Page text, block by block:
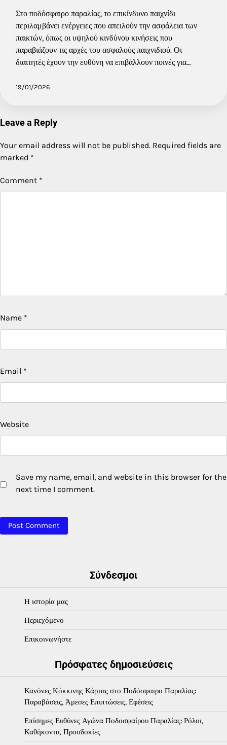
Στο ποδόσφαιρο παραλίας, το επικίνδυνο παιχνίδι
περιλαμβάνει ενέργειες που απειλούν την ασφάλεια των
παικτών, όπως οι υψηλού κινδύνου κινήσεις που
παραβιάζουν τις αρχές του ασφαλούς παιχνιδιού. Οι
διαιτητές έχουν την ευθύνη να επιβάλλουν ποινές για…
19/01/2026
Leave a Reply
Your email address will not be published. Required fields are
marked *
Comment *
Name *
Email *
Website
Save my name, email, and website in this browser for the
next time I comment.
Σύνδεσμοι
Η ιστορία μας
Περιεχόμενο
Επικοινωνήστε
Πρόσφατες δημοσιεύσεις
Κανόνες Κόκκινης Κάρτας στο Ποδόσφαιρο Παραλίας:
Παραβάσεις, Άμεσες Επιπτώσεις, Εφέσεις
Επίσημες Ευθύνες Αγώνα Ποδοσφαίρου Παραλίας: Ρόλοι,
Καθήκοντα, Προσδοκίες